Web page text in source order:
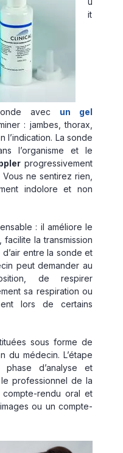
it
avec un gel
: jambes, thorax,
l’indication. La sonde
l’organisme et le
progressivement
ne sentirez rien,
indolore et non
: il améliore le
la transmission
entre la sonde et
peut demander au
de respirer
sa respiration ou
lors de certains
sous forme de
du médecin. L’étape
d’analyse et
professionnel de la
rendu oral et
ou un compte-